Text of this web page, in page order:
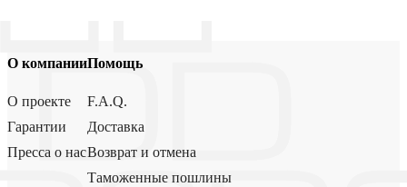
О компании
О проекте
Гарантии
Пресса о нас
Помощь
F.A.Q.
Доставка
Возврат и отмена
Таможенные пошлины